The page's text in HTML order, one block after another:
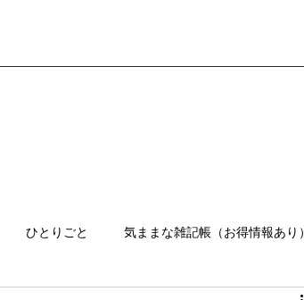
ひとりごと 気ままな雑記帳（お得情報あり）